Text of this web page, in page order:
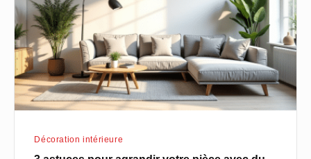
votre
pièce
avec
du
papier
peint
Décoration intérieure